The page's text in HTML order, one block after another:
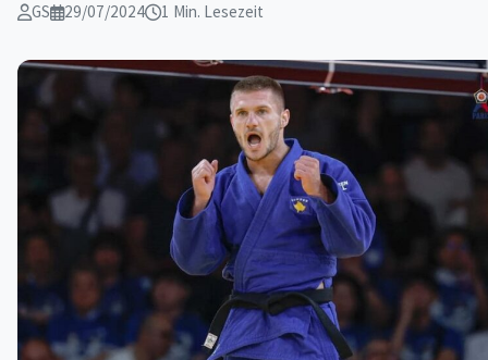
GS 29/07/2024 1 Min. Lesezeit